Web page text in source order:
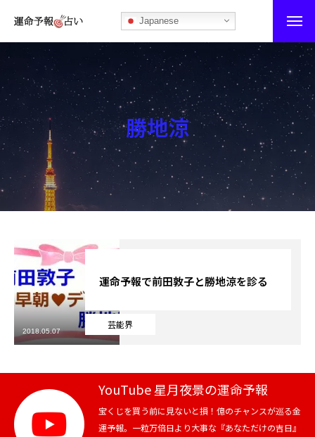
Japanese
運命予報占い
運命予報占いとは
あなたの所属部屋を探そう！
最恐の相性占い
秘伝公開！吉凶カレンダー
ブログ
お知らせ
芸能界
テニス
スポーツ
勝地涼
芸能界
運命予報で前田敦子と勝地涼を診る
2018.05.07
YouTube 星月夜景の運命予報
宝くじを買う前に見ないと損！億のチャンスが巡る金
運予報。一粒万倍日より大事な『あなただけの吉日』